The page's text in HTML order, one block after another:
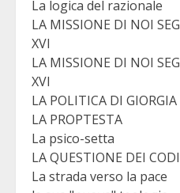
La logica del razionale
LA MISSIONE DI NOI
XVI
LA MISSIONE DI NOI
XVI
LA POLITICA DI
LA PROPTESTA
La psico-setta
LA QUESTIONE DEI
La strada verso la pace